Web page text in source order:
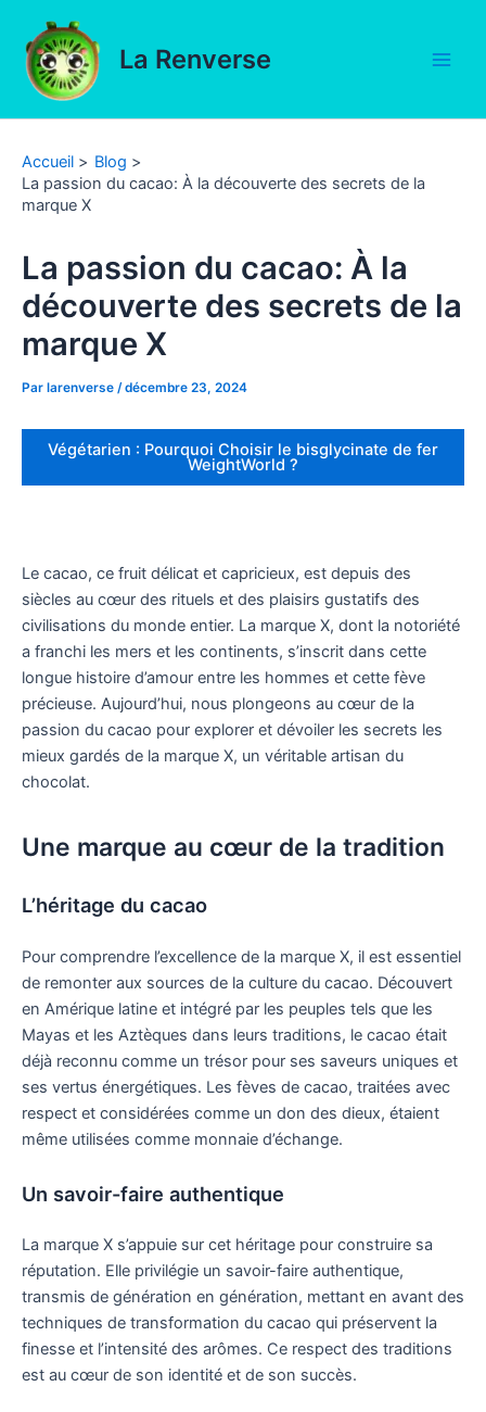
contenu
La Renverse
Accueil
Blog
La passion du cacao: À la découverte des secrets de la
marque X
La passion du cacao: À la
découverte des secrets de la
marque X
Par larenverse /décembre 23, 2024
Végétarien : Pourquoi Choisir le bisglycinate de fer
WeightWorld ?
Le cacao, ce fruit délicat et capricieux, est depuis des
siècles au cœur des rituels et des plaisirs gustatifs des
civilisations du monde entier. La marque X, dont la notoriété
a franchi les mers et les continents, s’inscrit dans cette
longue histoire d’amour entre les hommes et cette fève
précieuse. Aujourd’hui, nous plongeons au cœur de la
passion du cacao pour explorer et dévoiler les secrets les
mieux gardés de la marque X, un véritable artisan du
chocolat.
Une marque au cœur de la tradition
L’héritage du cacao
Pour comprendre l’excellence de la marque X, il est essentiel
de remonter aux sources de la culture du cacao. Découvert
en Amérique latine et intégré par les peuples tels que les
Mayas et les Aztèques dans leurs traditions, le cacao était
déjà reconnu comme un trésor pour ses saveurs uniques et
ses vertus énergétiques. Les fèves de cacao, traitées avec
respect et considérées comme un don des dieux, étaient
même utilisées comme monnaie d’échange.
Un savoir-faire authentique
La marque X s’appuie sur cet héritage pour construire sa
réputation. Elle privilégie un savoir-faire authentique,
transmis de génération en génération, mettant en avant des
techniques de transformation du cacao qui préservent la
finesse et l’intensité des arômes. Ce respect des traditions
est au cœur de son identité et de son succès.